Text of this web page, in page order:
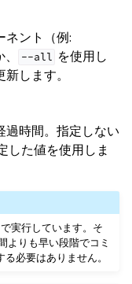
ネント（例:
--all を使用し
します。
過時間。指定しない
した値を使用しま
実行しています。そ
よりも早い段階でコミ
必要はありません。